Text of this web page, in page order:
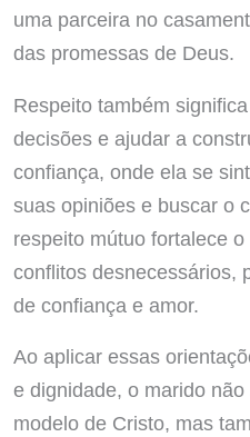
uma parceira no
das promessas de Deus.
Respeito também
decisões e ajudar a
confiança, onde ela se
suas opiniões e buscar o
respeito mútuo fortalece
conflitos desnecessários,
de confiança e amor.
Ao aplicar essas
e dignidade, o marido
modelo de Cristo, mas